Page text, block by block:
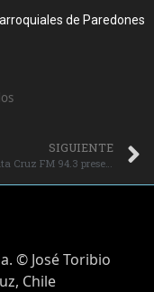
de Paredones
SIGUIENTE
Radio Santa Cruz FM 94.3 presente en importante Congreso Internacional de Educación FIDE 2026 en Concepción.
© José Toribio
Chile